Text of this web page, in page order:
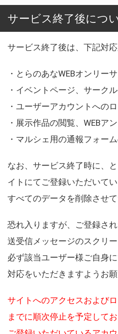
サービス終了後につ
サービス終了後は、下記対
・とらのあなWEBオンリー
・イベントページ、サーク
・ユーザーアカウントへの
・展示作品の閲覧、WEBア
・マルシェ用の通報フォー
なお、サービス終了時に、
イトにてご登録いただいて
すべてのデータを削除させて
恐れ入りますが、ご登録さ
送受信メッセージのスクリ
必ず該当ユーザー様ご自身
対応をいただきますようお願
サイトへのアクセスおよび
までに順次停止を予定してお